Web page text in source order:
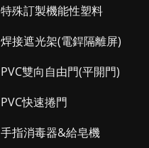
特殊訂製機能性塑料
焊接遮光架(電銲隔離屏)
PVC雙向自由門(平開門)
PVC快速捲門
手指消毒器&給皂機